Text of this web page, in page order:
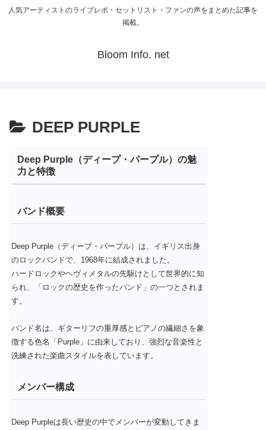
人気アーティストのライブレポ・セットリスト・ファンの声をまとめた記事を
掲載。
Bloom Info. net
DEEP PURPLE
Deep Purple（ディープ・パープル）の魅
力と特徴
バンド概要
Deep Purple（ディープ・パープル）は、イギリス出身
のロックバンドで、1968年に結成されました。
ハードロックやヘヴィメタルの先駆けとして世界的に知
られ、「ロックの歴史を作ったバンド」の一つとされま
す。
バンド名は、ギターリフの重厚感とピアノの繊細さを象
徴する色名「Purple」に由来しており、強烈な音楽性と
洗練された楽曲スタイルを表しています。
メンバー構成
Deep Purpleは長い歴史の中でメンバーが変動してきま